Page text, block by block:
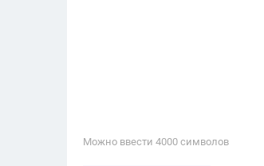
Можно ввести 4000 cимволов